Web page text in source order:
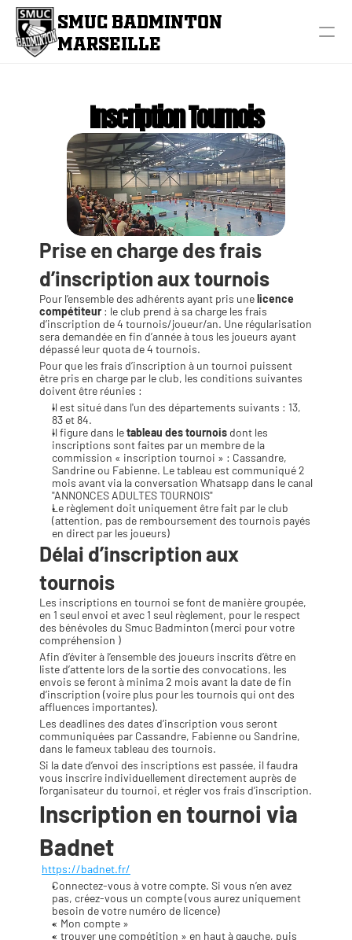
SMUC BADMINTON
MARSEILLE
Inscription Tournois
Prise en charge des frais
d’inscription aux tournois
Pour l’ensemble des adhérents ayant pris une licence
compétiteur : le club prend à sa charge les frais
d’inscription de 4 tournois/joueur/an. Une régularisation
sera demandée en fin d’année à tous les joueurs ayant
dépassé leur quota de 4 tournois.
Pour que les frais d’inscription à un tournoi puissent
être pris en charge par le club, les conditions suivantes
doivent être réunies :
Il est situé dans l'un des départements suivants : 13,
83 et 84.
Il figure dans le tableau des tournois dont les
inscriptions sont faites par un membre de la
commission « inscription tournoi » : Cassandre,
Sandrine ou Fabienne. Le tableau est communiqué 2
mois avant via la conversation Whatsapp dans le canal
"ANNONCES ADULTES TOURNOIS"
Le règlement doit uniquement être fait par le club
(attention, pas de remboursement des tournois payés
en direct par les joueurs)
Délai d’inscription aux
tournois
Les inscriptions en tournoi se font de manière groupée,
en 1 seul envoi et avec 1 seul règlement, pour le respect
des bénévoles du Smuc Badminton (merci pour votre
compréhension )
Afin d’éviter à l’ensemble des joueurs inscrits d’être en
liste d’attente lors de la sortie des convocations, les
envois se feront à minima 2 mois avant la date de fin
d’inscription (voire plus pour les tournois qui ont des
affluences importantes).
Les deadlines des dates d’inscription vous seront
communiquées par Cassandre, Fabienne ou Sandrine,
dans le fameux tableau des tournois.
Si la date d’envoi des inscriptions est passée, il faudra
vous inscrire individuellement directement auprès de
l’organisateur du tournoi, et régler vos frais d’inscription.
Inscription en tournoi via
Badnet
https://badnet.fr/
Connectez-vous à votre compte. Si vous n’en avez
pas, créez-vous un compte (vous aurez uniquement
besoin de votre numéro de licence)
« Mon compte »
« trouver une compétition » en haut à gauche, puis